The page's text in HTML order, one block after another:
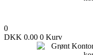
0
DKK 0.00 0 Kurv